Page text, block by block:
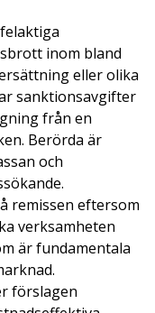
inom bland
eller olika
sanktionsavgifter
från en
Berörda är
och
remissen eftersom
verksamheten
är fundamentala
förslagen